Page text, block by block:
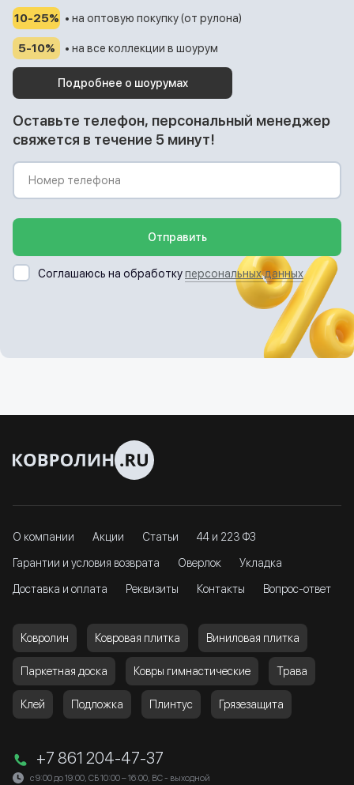
10-25% • на оптовую покупку (от рулона)
5-10% • на все коллекции в шоурум
Подробнее о шоурумах
Оставьте телефон, персональный менеджер
свяжется в течение 5 минут!
Отправить
Соглашаюсь на обработкуперсональных данных
О компании Акции Статьи 44 и 223 ФЗ
Гарантии и условия возврата Оверлок Укладка
Доставка и оплата Реквизиты Контакты Вопрос-ответ
Ковролин Ковровая плитка Виниловая плитка
Паркетная доска Ковры гимнастические Трава
Клей Подложка Плинтус Грязезащита
+7 861 204-47-37
с 9:00 до 19:00, СБ 10:00 – 16:00, ВС - выходной